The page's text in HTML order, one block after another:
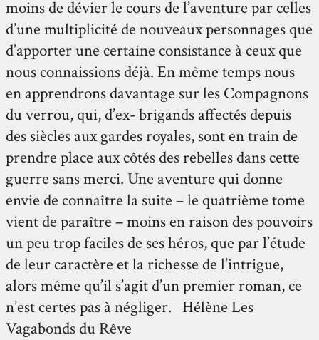
moins de dévier le cours de l’aventure par celles
d’une multiplicité de nouveaux personnages que
d’apporter une certaine consistance à ceux que
nous connaissions déjà. En même temps nous
en apprendrons davantage sur les Compagnons
du verrou, qui, d’ex- brigands affectés depuis
des siècles aux gardes royales, sont en train de
prendre place aux côtés des rebelles dans cette
guerre sans merci. Une aventure qui donne
envie de connaître la suite – le quatrième tome
vient de paraître – moins en raison des pouvoirs
un peu trop faciles de ses héros, que par l’étude
de leur caractère et la richesse de l’intrigue,
alors même qu’il s’agit d’un premier roman, ce
n’est certes pas à négliger. Hélène Les
Vagabonds du Rêve